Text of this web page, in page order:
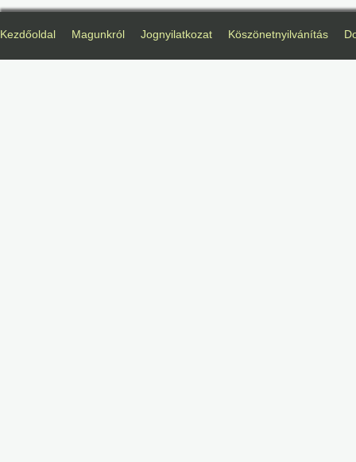
Kezdőoldal Magunkról Jognyilatkozat Köszönetnyilvánítás